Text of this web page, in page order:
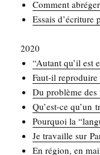
Com­ment
Essais d’écriture
2020
“Autant qu’il est
Faut-il
Du pro­blème des
Qu’est-ce qu’un
Pour­quoi la
Je tra­vaille sur
En région, en